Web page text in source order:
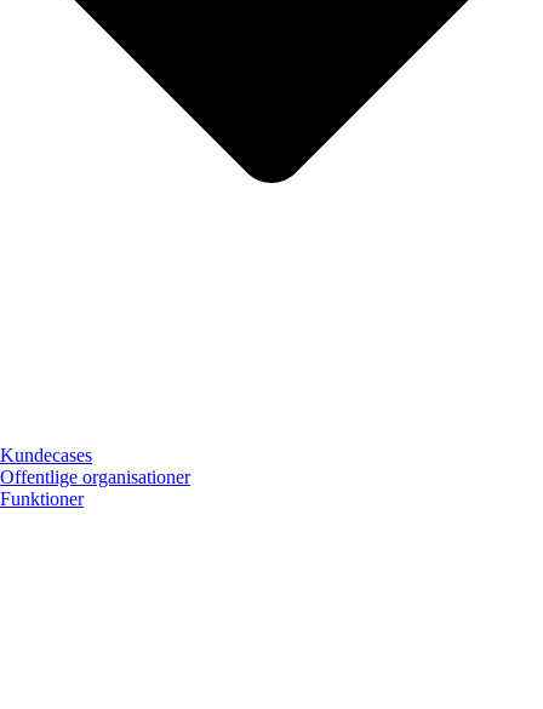
Kundecases
Offentlige organisationer
Funktioner